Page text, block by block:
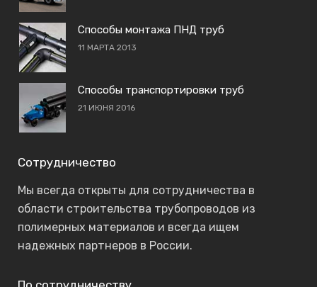
Способы монтажа ПНД труб
11 МАРТА 2013
Способы транспортировки труб
21 ИЮНЯ 2016
Сотрудничество
Мы всегда открыты для сотрудничества в
области строительства трубопроводов из
полимерных материалов и всегда ищем
надежных партнеров в России.